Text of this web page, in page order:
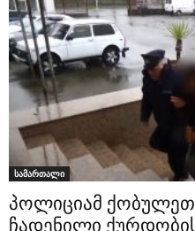
სამართალი
პოლიციამ
ჩადენილი